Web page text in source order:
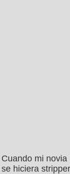
Cuando mi
se hiciera stripper